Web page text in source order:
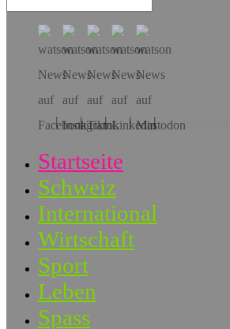
Hol dir die App!
Startseite
Schweiz
International
Wirtschaft
Sport
Leben
Spass